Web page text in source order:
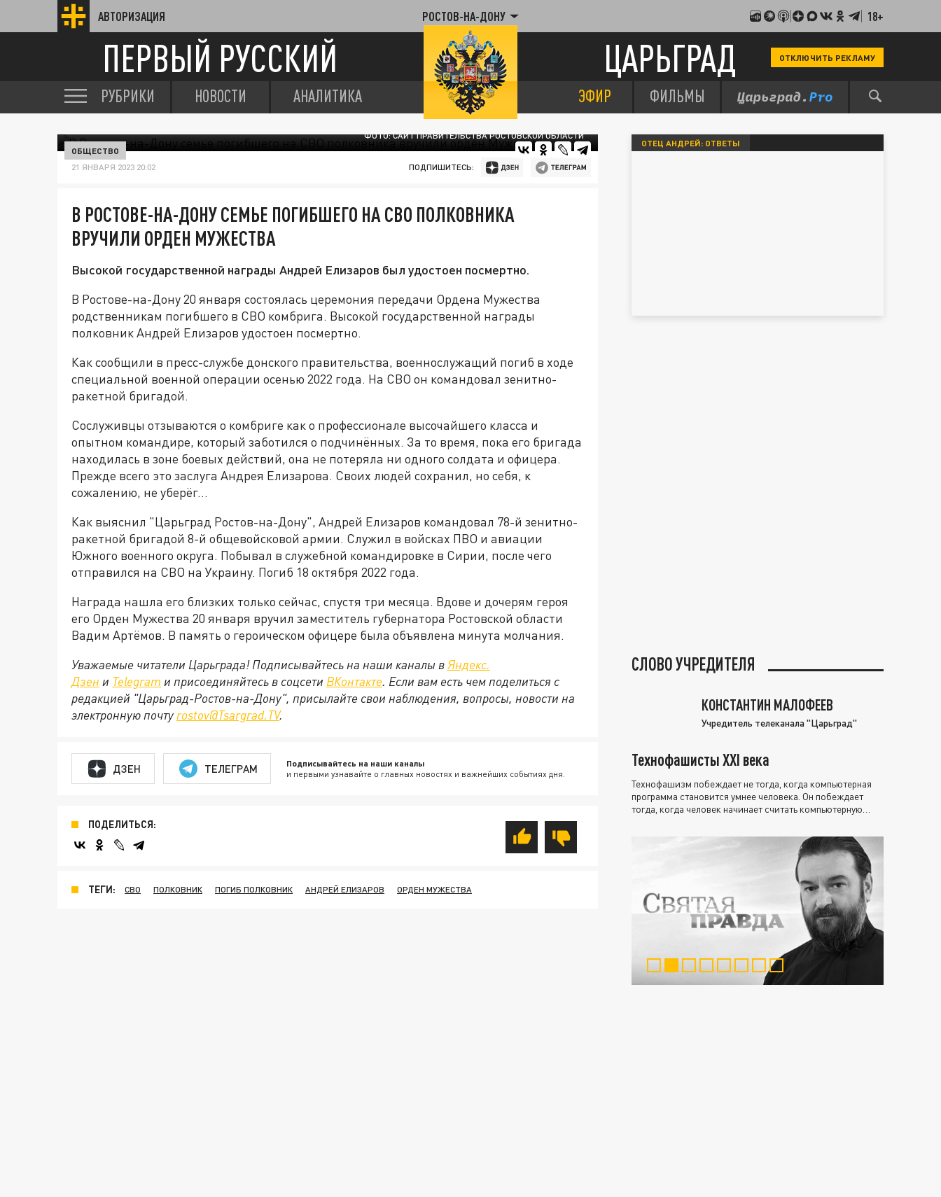
АВТОРИЗАЦИЯ РОСТОВ-НА-ДОНУ 18+
ПЕРВЫЙ РУССКИЙ ЦАРЬГРАД ОТКЛЮЧИТЬ РЕКЛАМУ
РУБРИКИ НОВОСТИ АНАЛИТИКА ЭФИР ФИЛЬМЫ
ФОТО: САЙТ ПРАВИТЕЛЬСТВА РОСТОВСКОЙ ОБЛАСТИ
ОБЩЕСТВО
21 ЯНВАРЯ 2023 20:02 ПОДПИШИТЕСЬ:
В РОСТОВЕ-НА-ДОНУ СЕМЬЕ ПОГИБШЕГО НА СВО ПОЛКОВНИКА
ВРУЧИЛИ ОРДЕН МУЖЕСТВА
Высокой государственной награды Андрей Елизаров был удостоен посмертно.
В Ростове-на-Дону 20 января состоялась церемония передачи Ордена Мужества
родственникам погибшего в СВО комбрига. Высокой государственной награды
полковник Андрей Елизаров удостоен посмертно.
Как сообщили в пресс-службе донского правительства, военнослужащий погиб в ходе
специальной военной операции осенью 2022 года. На СВО он командовал зенитно-
ракетной бригадой.
Сослуживцы отзываются о комбриге как о профессионале высочайшего класса и
опытном командире, который заботился о подчинённых. За то время, пока его бригада
находилась в зоне боевых действий, она не потеряла ни одного солдата и офицера.
Прежде всего это заслуга Андрея Елизарова. Своих людей сохранил, но себя, к
сожалению, не уберёг…
Как выяснил "Царьград Ростов-на-Дону", Андрей Елизаров командовал 78-й зенитно-
ракетной бригадой 8-й общевойсковой армии. Служил в войсках ПВО и авиации
Южного военного округа. Побывал в служебной командировке в Сирии, после чего
отправился на СВО на Украину. Погиб 18 октября 2022 года.
Награда нашла его близких только сейчас, спустя три месяца. Вдове и дочерям героя
его Орден Мужества 20 января вручил заместитель губернатора Ростовской области
Вадим Артёмов. В память о героическом офицере была объявлена минута молчания.
Уважаемые читатели Царьграда! Подписывайтесь на наши каналы вЯндекс.
Дзен и Telegram и присоединяйтесь в соцсети ВКонтакте. Если вам есть чем поделиться с
редакцией "Царьград-Ростов-на-Дону", присылайте свои наблюдения, вопросы, новости на
электронную почту rostov@Tsargrad.ТV.
ДЗЕН ТЕЛЕГРАМ Подписывайтесь на наши каналы
и первыми узнавайте о главных новостях и важнейших событиях дня.
ПОДЕЛИТЬСЯ:
ТЕГИ: СВО ПОЛКОВНИК ПОГИБ ПОЛКОВНИК АНДРЕЙ ЕЛИЗАРОВ ОРДЕН МУЖЕСТВА
ОТЕЦ АНДРЕЙ: ОТВЕТЫ
СЛОВО УЧРЕДИТЕЛЯ
КОНСТАНТИН МАЛОФЕЕВ
Учредитель телеканала "Царьград"
Технофашисты XXI века
Технофашизм побеждает не тогда, когда компьютерная
программа становится умнее человека. Он побеждает
тогда, когда человек начинает считать компьютерную